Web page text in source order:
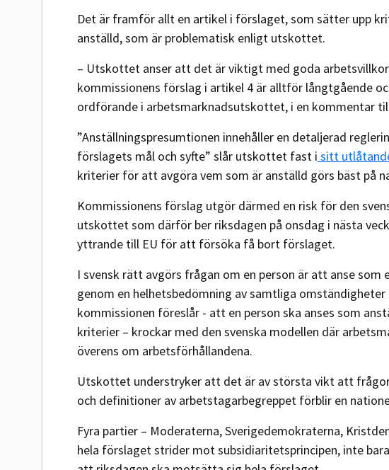
Det är framför allt en artikel i förslaget, som sätter upp
anställd, som är problematisk enligt utskottet.
– Utskottet anser att det är viktigt med goda
kommissionens förslag i artikel 4 är alltför långtgående
ordförande i arbetsmarknadsutskottet, i en kommentar
”Anställningspresumtionen innehåller en detaljerad
förslagets mål och syfte” slår utskottet fast i sitt
kriterier för att avgöra vem som är anställd görs bäst på
Kommissionens förslag utgör därmed en risk för den
utskottet som därför ber riksdagen på onsdag i nästa
yttrande till EU för att försöka få bort förslaget.
I svensk rätt avgörs frågan om en person är att anse
genom en helhetsbedömning av samtliga
kommissionen föreslår - att en person ska anses som
kriterier – krockar med den svenska modellen där
överens om arbetsförhållandena.
Utskottet understryker att det är av största vikt att
och definitioner av arbetstagarbegreppet förblir en
Fyra partier – Moderaterna, Sverigedemokraterna,
hela förslaget strider mot subsidiaritetsprincipen, inte